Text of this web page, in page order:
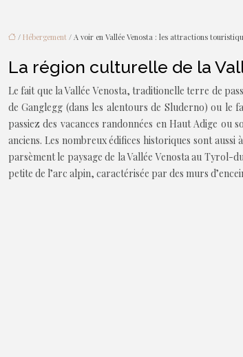
/ Hébergement / A voir en Vallée Venosta : les attractions
La région culturelle de la
Le fait que la Vallée Venosta, traditionelle terre de
de Ganglegg (dans les alentours de Sluderno) ou le
passiez des vacances randonnées en Haut Adige
anciens. Les nombreux édifices historiques sont
parsèment le paysage de la Vallée Venosta au Tyrol-
petite de l’arc alpin, caractérisée par des murs